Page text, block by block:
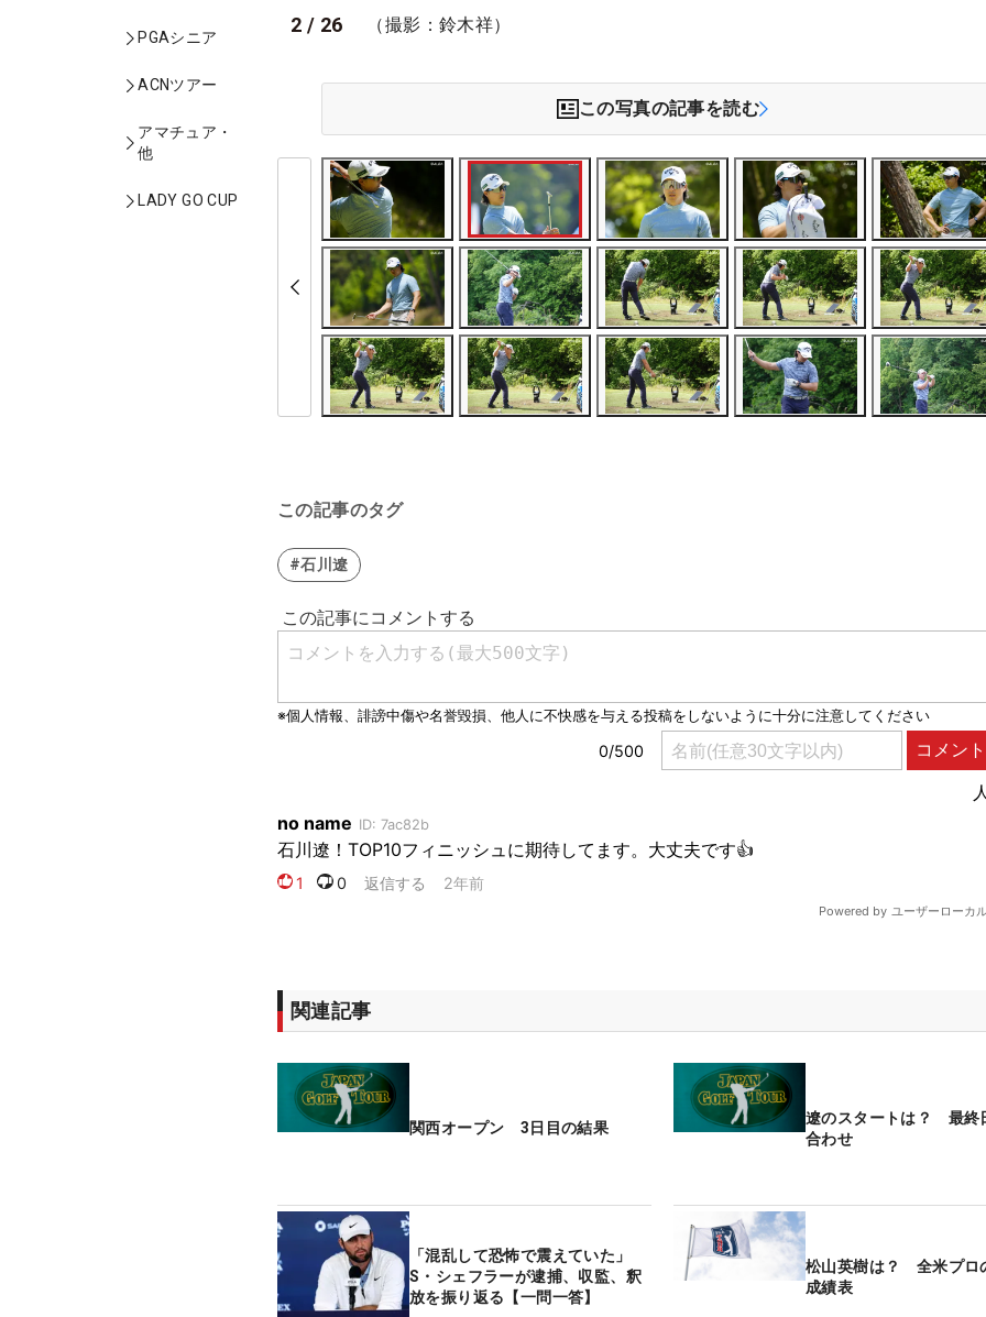
PGAシニア
ACNツアー
アマチュア・
他
LADY GO CUP
2 / 26 （撮影：鈴木祥）
この写真の記事を読む
この記事のタグ
#石川遼
関連記事
関西オープン 3日目の結果
遼のスタートは？ 最終
合わせ
「混乱して恐怖で震えていた」
S・シェフラーが逮捕、収監、釈
放を振り返る【一問一答】
松山英樹は？ 全米プロ
成績表